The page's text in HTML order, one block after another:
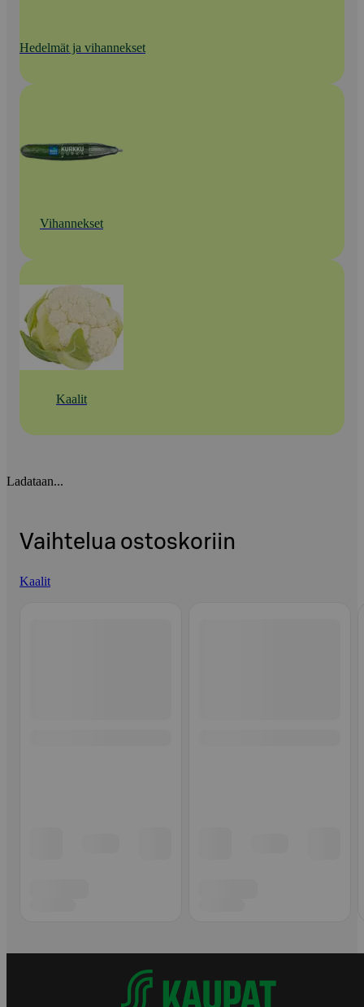
Hedelmät ja vihannekset
Vihannekset
Kaalit
Ladataan...
Vaihtelua ostoskoriin
Kaalit